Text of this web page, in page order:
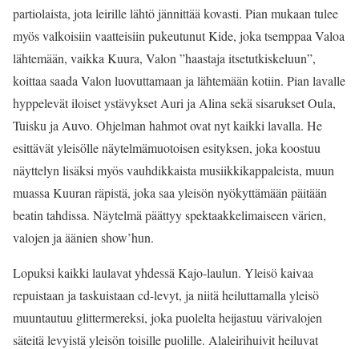
partiolaista, jota leirille lähtö jännittää kovasti. Pian mukaan tulee
myös valkoisiin vaatteisiin pukeutunut Kide, joka tsemppaa Valoa
lähtemään, vaikka Kuura, Valon ”haastaja itsetutkiskeluun”,
koittaa saada Valon luovuttamaan ja lähtemään kotiin. Pian lavalle
hyppelevät iloiset ystävykset Auri ja Alina sekä sisarukset Oula,
Tuisku ja Auvo. Ohjelman hahmot ovat nyt kaikki lavalla. He
esittävät yleisölle näytelmämuotoisen esityksen, joka koostuu
näyttelyn lisäksi myös vauhdikkaista musiikkikappaleista, muun
muassa Kuuran räpistä, joka saa yleisön nyökyttämään päitään
beatin tahdissa. Näytelmä päättyy spektaakkelimaiseen värien,
valojen ja äänien show’hun.
Lopuksi kaikki laulavat yhdessä Kajo-laulun. Yleisö kaivaa
repuistaan ja taskuistaan cd-levyt, ja niitä heiluttamalla yleisö
muuntautuu glittermereksi, joka puolelta heijastuu värivalojen
säteitä levyistä yleisön toisille puolille. Alaleirihuivit heiluvat